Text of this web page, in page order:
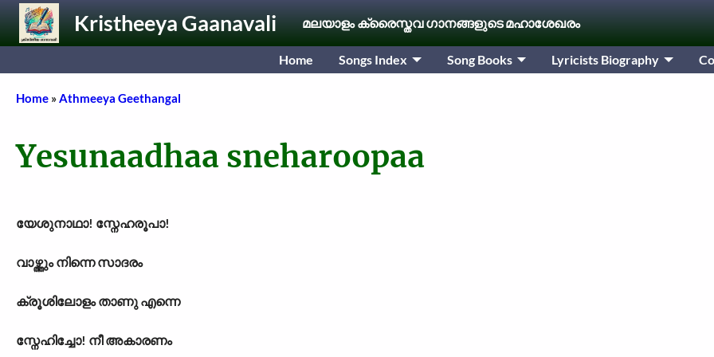
Skip to main contentKristheeya Gaanavali മലയാളം ക്രൈസ്തവ ഗാനങ്ങളുടെ മഹാശേഖരം
Home Songs Index Song Books Lyricists Biography
Breadcrumb
Home Athmeeya Geethangal
Yesunaadhaa sneharoopaa
യേശുനാഥാ! സ്നേഹരൂപാ!
വാഴ്ത്തും നിന്നെ സാദരം
ക്രൂശിലോളം താണു എന്നെ
സ്നേഹിച്ചോ! നീ അകാരണം